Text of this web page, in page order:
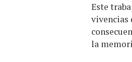
Este
vivencias
la